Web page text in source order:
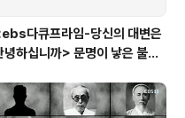
다큐프라임-당신의 대변은
녕하십니까> 문명이 낳은 불치